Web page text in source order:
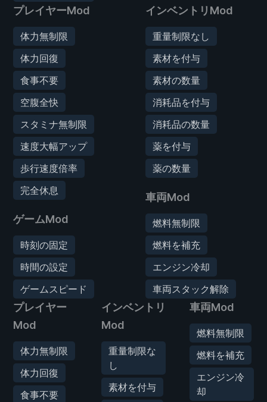
プレイヤーMod
体力無制限
体力回復
食事不要
空腹全快
スタミナ無制限
速度大幅アップ
歩行速度倍率
完全休息
ゲームMod
時刻の固定
時間の設定
ゲームスピード
インベントリMod
重量制限なし
素材を付与
素材の数量
消耗品を付与
消耗品の数量
薬を付与
薬の数量
車両Mod
燃料無制限
燃料を補充
エンジン冷却
車両スタック解除
プレイヤー
Mod
体力無制限
体力回復
食事不要
インベントリ
Mod
重量制限な
し
素材を付与
車両Mod
燃料無制限
燃料を補充
エンジン冷
却